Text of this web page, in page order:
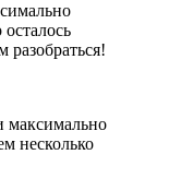
максимально
несколько